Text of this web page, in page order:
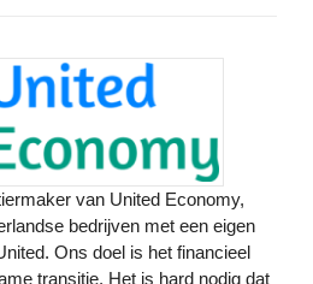
van United Economy,
bedrijven met een eigen
Ons doel is het financieel
transitie. Het is hard nodig dat